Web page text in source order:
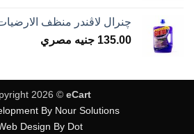
چنرال لاڤندر منظف الارضيات ٣.١
135.00 جنيه مصري
2026 © eCart
By Nour Solutions
Design By Dot.